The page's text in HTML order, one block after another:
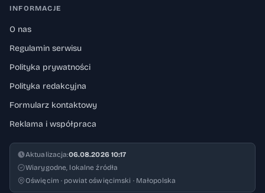
INFORMACJE
O nas
Regulamin serwisu
Polityka prywatności
Polityka redakcyjna
Formularz kontaktowy
Reklama i współpraca
Aktualizacja:06.08.2026 10:17
Wiarygodne, lokalne źródła
Oświęcim · powiat oświęcimski · Małopolska